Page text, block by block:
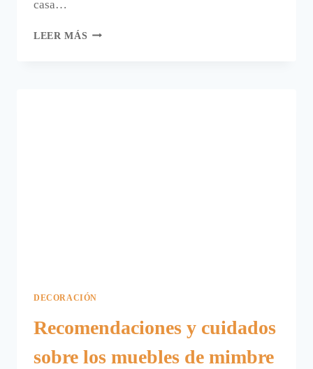
casa…
LEER MÁS UN
DECORACIÓN
Recomendaciones y cuidados
sobre los muebles de mimbre